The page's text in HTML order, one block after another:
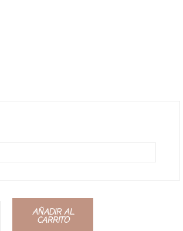
AÑADIR AL
CARRITO